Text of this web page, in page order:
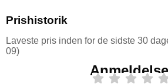
Prishistorik
Laveste pris inden for de sidste 30
09)